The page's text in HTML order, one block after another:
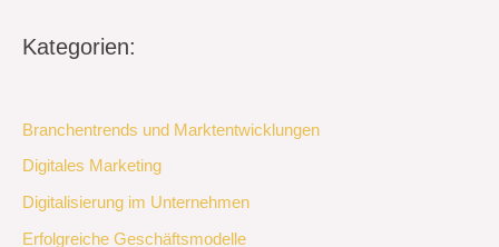
Kategorien:
Branchentrends und Marktentwicklungen
Digitales Marketing
Digitalisierung im Unternehmen
Erfolgreiche Geschäftsmodelle